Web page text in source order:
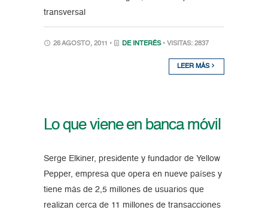
transversal
26 AGOSTO, 2011 • DE INTERÉS • VISITAS: 2837
LEER MÁS
Lo que viene en banca móvil
Serge Elkiner, presidente y fundador de Yellow
Pepper, empresa que opera en nueve países y
tiene más de 2,5 millones de usuarios que
realizan cerca de 11 millones de transacciones